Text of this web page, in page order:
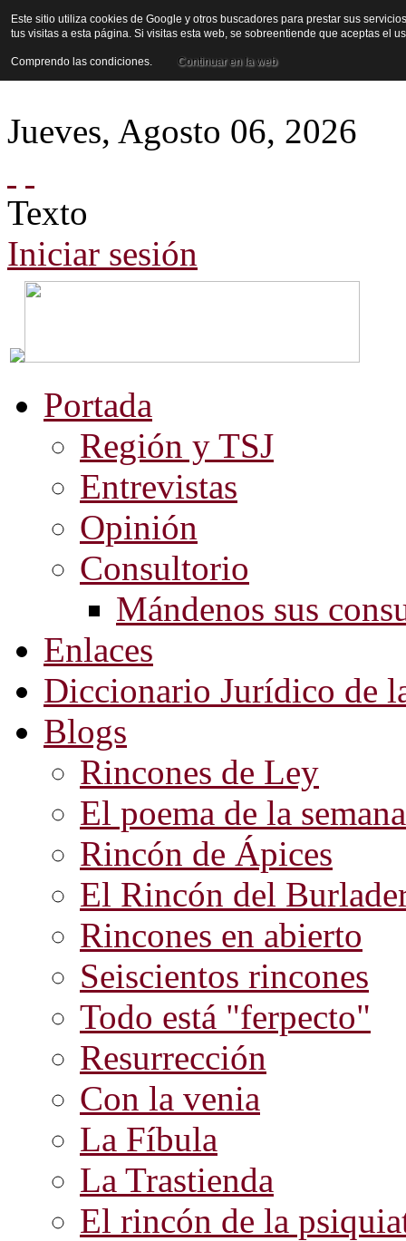
Jueves, Agosto 06, 2026
Texto
Iniciar sesión
Portada
Región y TSJ
Entrevistas
Opinión
Consultorio
Mándenos sus
Enlaces
Diccionario Jurídico de
Blogs
Rincones de Ley
El poema de la semana
Rincón de Ápices
El Rincón del
Rincones en abierto
Seiscientos rincones
Todo está "ferpecto"
Resurrección
Con la venia
La Fíbula
La Trastienda
El rincón de la
Este sitio utiliza cookies de Google y otros buscadores para prestar sus
tus visitas a esta página. Si visitas esta web, se sobreentiende que aceptas el
Comprendo las condiciones. Continuar en la web